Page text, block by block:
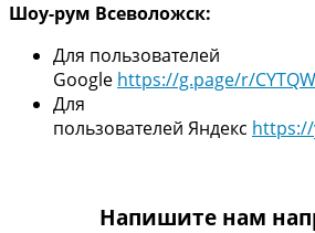
Шоу-рум Всеволожск:
Для пользователей
Google https://g.page/r/
Для
пользователей Яндекс
Напишите нам